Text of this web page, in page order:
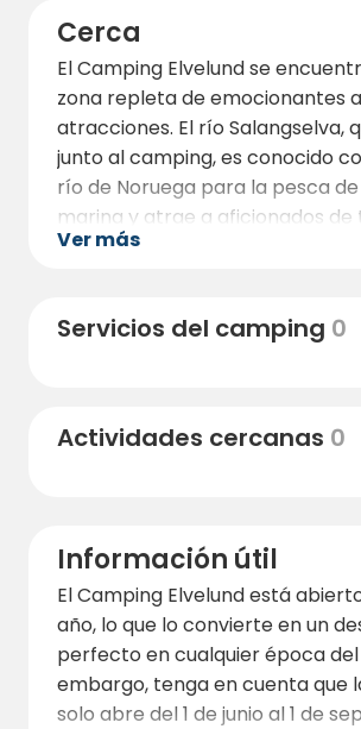
Cerca
El Camping Elvelund se
zona repleta de emocionantes
atracciones. El río Salangselva,
junto al camping, es conocido
río de Noruega para la pesca
marina y atrae a aficionados de
Si le interesa la pesca, puede
También hay excelentes
y la popular Escalera del Sol de
animales más septentrional del
donde podrá observar osos,
animales árticos en su hábitat
El centro de Sjøvegan está a un
o en coche, con tiendas,
cafeterías. Aquí encontrará
Ver más
Servicios del camping 0
Actividades cercanas 0
Información útil
El Camping Elvelund está
año, lo que lo convierte en un
perfecto en cualquier época del
embargo, tenga en cuenta que
solo abre del 1 de junio al 1 de